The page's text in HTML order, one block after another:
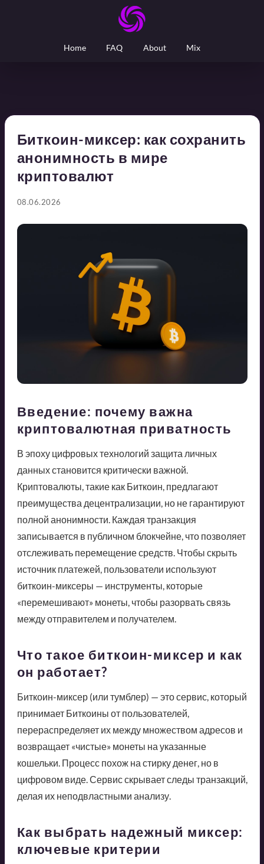
Home FAQ About Mix
Биткоин-миксер: как сохранить
анонимность в мире
криптовалют
08.06.2026
Введение: почему важна
криптовалютная приватность
В эпоху цифровых технологий защита личных
данных становится критически важной.
Криптовалюты, такие как Биткоин, предлагают
преимущества децентрализации, но не гарантируют
полной анонимности. Каждая транзакция
записывается в публичном блокчейне, что позволяет
отслеживать перемещение средств. Чтобы скрыть
источник платежей, пользователи используют
биткоин-миксеры — инструменты, которые
«перемешивают» монеты, чтобы разорвать связь
между отправителем и получателем.
Что такое биткоин-миксер и как
он работает?
Биткоин-миксер (или тумблер) — это сервис, который
принимает Биткоины от пользователей,
перераспределяет их между множеством адресов и
возвращает «чистые» монеты на указанные
кошельки. Процесс похож на стирку денег, но в
цифровом виде. Сервис скрывает следы транзакций,
делая их неподвластными анализу.
Как выбрать надежный миксер:
ключевые критерии